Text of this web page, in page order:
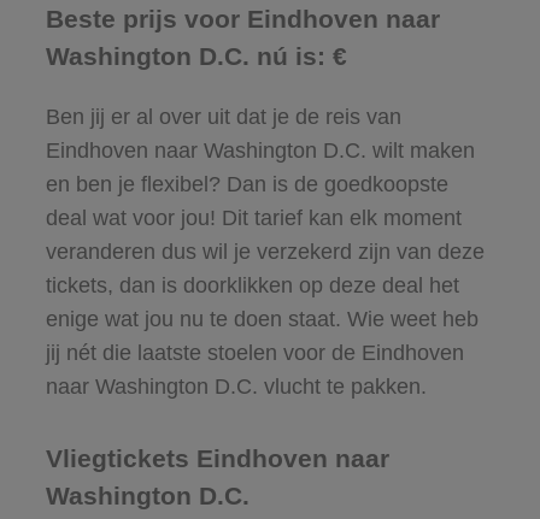
Beste prijs voor Eindhoven naar
Washington D.C. nú is: €
Ben jij er al over uit dat je de reis van
Eindhoven naar Washington D.C. wilt maken
en ben je flexibel? Dan is de goedkoopste
deal wat voor jou! Dit tarief kan elk moment
veranderen dus wil je verzekerd zijn van deze
tickets, dan is doorklikken op deze deal het
enige wat jou nu te doen staat. Wie weet heb
jij nét die laatste stoelen voor de Eindhoven
naar Washington D.C. vlucht te pakken.
Vliegtickets Eindhoven naar
Washington D.C.